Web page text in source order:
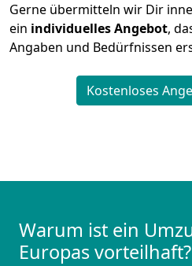
Gerne übermitteln wir Dir
ein individuelles Angebot,
Angaben und Bedürfnissen
Kostenloses
Warum ist ein
Europas vorteilhaft?